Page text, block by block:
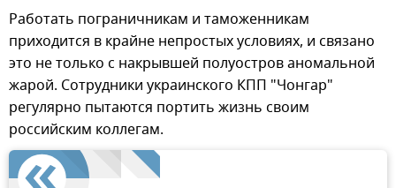
Работать пограничникам и таможенникам
приходится в крайне непростых условиях, и связано
это не только с накрывшей полуостров аномальной
жарой. Сотрудники украинского КПП "Чонгар"
регулярно пытаются портить жизнь своим
российским коллегам.